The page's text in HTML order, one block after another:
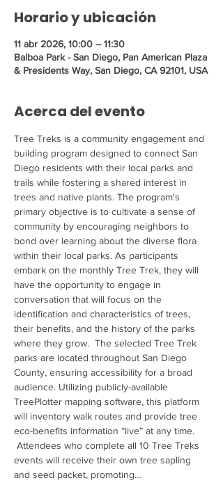
Horario y ubicación
11 abr 2026, 10:00 – 11:30
Balboa Park - San Diego, Pan American Plaza
& Presidents Way, San Diego, CA 92101, USA
Acerca del evento
Tree Treks is a community engagement and
building program designed to connect San
Diego residents with their local parks and
trails while fostering a shared interest in
trees and native plants. The program's
primary objective is to cultivate a sense of
community by encouraging neighbors to
bond over learning about the diverse flora
within their local parks. As participants
embark on the monthly Tree Trek, they will
have the opportunity to engage in
conversation that will focus on the
identification and characteristics of trees,
their benefits, and the history of the parks
where they grow.  The selected Tree Trek
parks are located throughout San Diego
County, ensuring accessibility for a broad
audience. Utilizing publicly-available
TreePlotter mapping software, this platform
will inventory walk routes and provide tree
eco-benefits information “live” at any time.
Attendees who complete all 10 Tree Treks
events will receive their own tree sapling
and seed packet, promoting…